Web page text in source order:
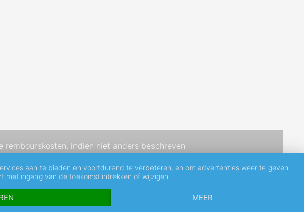
rembourskosten, indien niet anders beschreven
aan te bieden en voortdurend te verbeteren, en om advertenties weer te geven
met ingang van de toekomst intrekken of wijzigen.
MEER